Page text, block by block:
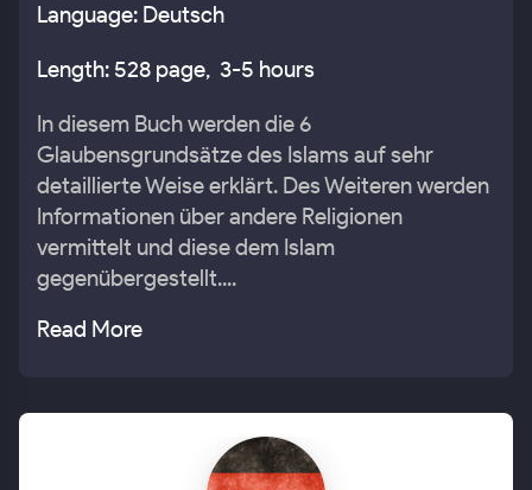
Language: Deutsch
Length: 528 page, 3-5 hours
In diesem Buch werden die 6
Glaubensgrundsätze des Islams auf sehr
detaillierte Weise erklärt. Des Weiteren werden
Informationen über andere Religionen
vermittelt und diese dem Islam
gegenübergestellt....
Read More